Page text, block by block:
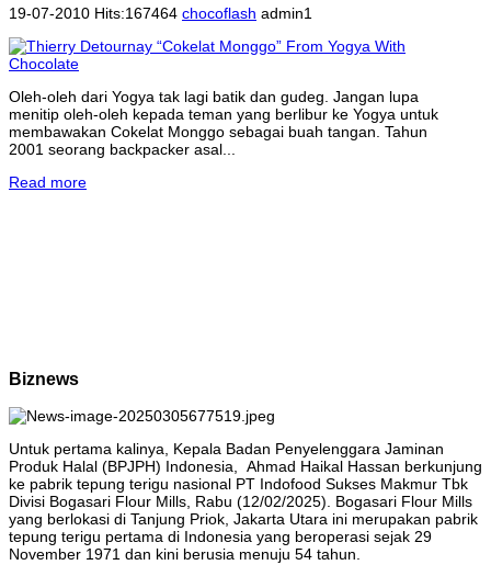
19-07-2010 Hits:167464 chocoflash admin1
Oleh-oleh dari Yogya tak lagi batik dan gudeg. Jangan lupa
menitip oleh-oleh kepada teman yang berlibur ke Yogya untuk
membawakan Cokelat Monggo sebagai buah tangan. Tahun
2001 seorang backpacker asal...
Read more
Biznews
Untuk pertama kalinya, Kepala Badan Penyelenggara Jaminan
Produk Halal (BPJPH) Indonesia, Ahmad Haikal Hassan berkunjung
ke pabrik tepung terigu nasional PT Indofood Sukses Makmur Tbk
Divisi Bogasari Flour Mills, Rabu (12/02/2025). Bogasari Flour Mills
yang berlokasi di Tanjung Priok, Jakarta Utara ini merupakan pabrik
tepung terigu pertama di Indonesia yang beroperasi sejak 29
November 1971 dan kini berusia menuju 54 tahun.